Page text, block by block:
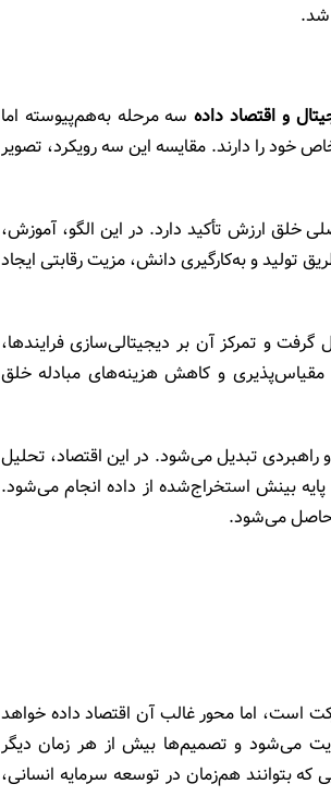
شد.
و اقتصاد دادهسه مرحله به‌هم‌پیوسته اما
را دارند. مقایسه این سه رویکرد، تصویر
خلق ارزش تأکید دارد. در این الگو، آموزش،
و به‌کارگیری دانش، مزیت رقابتی ایجاد
و تمرکز آن بر دیجیتالی‌سازی فرایندها،
و کاهش هزینه‌های مبادله خلق
راهبردی تبدیل می‌شود. در این اقتصاد، تحلیل
بینش استخراج‌شده از داده انجام می‌شود.
حاصل می‌شود.
است، اما محور غالب آن اقتصاد داده خواهد
می‌شود و تصمیم‌ها بیش از هر زمان دیگر
بتوانند هم‌زمان در توسعه سرمایه انسانی،